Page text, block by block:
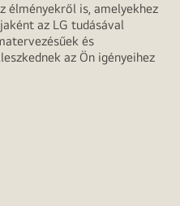
élményekről is, amelyekhez
az LG tudásával
és
az Ön igényeihez